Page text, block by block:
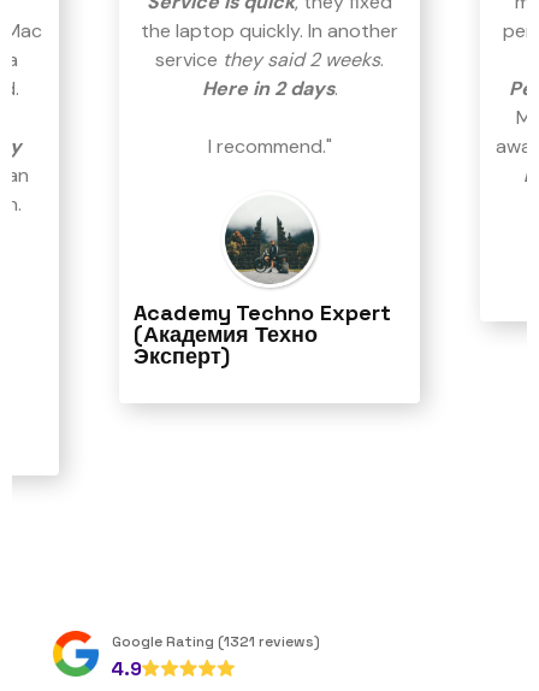
a
the laptop quickly. In another
service they said 2 weeks.
Here in 2 days.
I recommend."
Academy Techno Expert
(Академия Техно
Эксперт)
Google Rating (1321 reviews)
4.9